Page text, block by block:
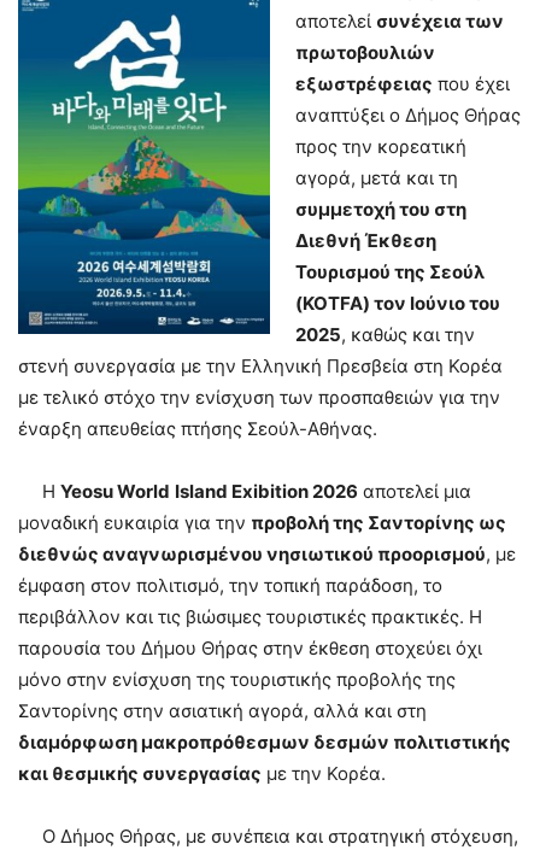
αποτελεί συνέχεια των
πρωτοβουλιών
εξωστρέφειας που έχει
αναπτύξει ο Δήμος Θήρας
προς την κορεατική
αγορά, μετά και τη
συμμετοχή του στη
Διεθνή Έκθεση
Τουρισμού της Σεούλ
(KOTFA) τον Ιούνιο του
2025, καθώς και την
στενή συνεργασία με την Ελληνική Πρεσβεία στη Κορέα
με τελικό στόχο την ενίσχυση των προσπαθειών για την
έναρξη απευθείας πτήσης Σεούλ-Αθήνας.
Η YeosuWorld Island Exibition 2026 αποτελεί μια
μοναδική ευκαιρία για την προβολή της Σαντορίνης ως
διεθνώς αναγνωρισμένου νησιωτικού προορισμού, με
έμφαση στον πολιτισμό, την τοπική παράδοση, το
περιβάλλον και τις βιώσιμες τουριστικές πρακτικές. Η
παρουσία του Δήμου Θήρας στην έκθεση στοχεύει όχι
μόνο στην ενίσχυση της τουριστικής προβολής της
Σαντορίνης στην ασιατική αγορά, αλλά και στη
διαμόρφωση μακροπρόθεσμων δεσμών πολιτιστικής
και θεσμικής συνεργασίας με την Κορέα.
Ο Δήμος Θήρας, με συνέπεια και στρατηγική στόχευση,